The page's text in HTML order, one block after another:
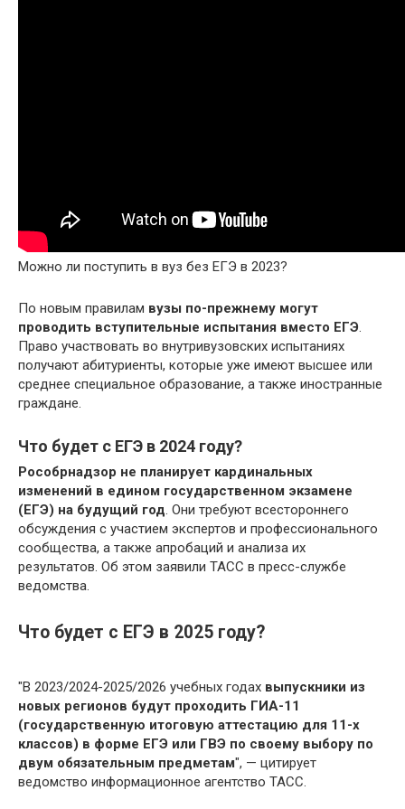
Можно ли поступить в вуз без ЕГЭ в 2023?
По новым правилам вузы по-прежнему могут
проводить вступительные испытания вместо ЕГЭ.
Право участвовать во внутривузовских испытаниях
получают абитуриенты, которые уже имеют высшее или
среднее специальное образование, а также иностранные
граждане.
Что будет с ЕГЭ в 2024 году?
Рособрнадзор не планирует кардинальных
изменений в едином государственном экзамене
(ЕГЭ) на будущий год. Они требуют всестороннего
обсуждения с участием экспертов и профессионального
сообщества, а также апробаций и анализа их
результатов. Об этом заявили ТАСС в пресс-службе
ведомства.
Что будет с ЕГЭ в 2025 году?
"В 2023/2024-2025/2026 учебных годах выпускники из
новых регионов будут проходить ГИА-11
(государственную итоговую аттестацию для 11-х
классов) в форме ЕГЭ или ГВЭ по своему выбору по
двум обязательным предметам", — цитирует
ведомство информационное агентство ТАСС.